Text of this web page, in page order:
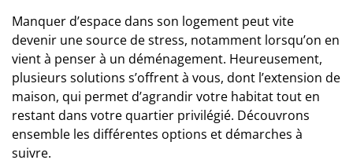
Manquer d’espace dans son logement peut vite
devenir une source de stress, notamment lorsqu’on en
vient à penser à un déménagement. Heureusement,
plusieurs solutions s’offrent à vous, dont l’extension de
maison, qui permet d’agrandir votre habitat tout en
restant dans votre quartier privilégié. Découvrons
ensemble les différentes options et démarches à
suivre.